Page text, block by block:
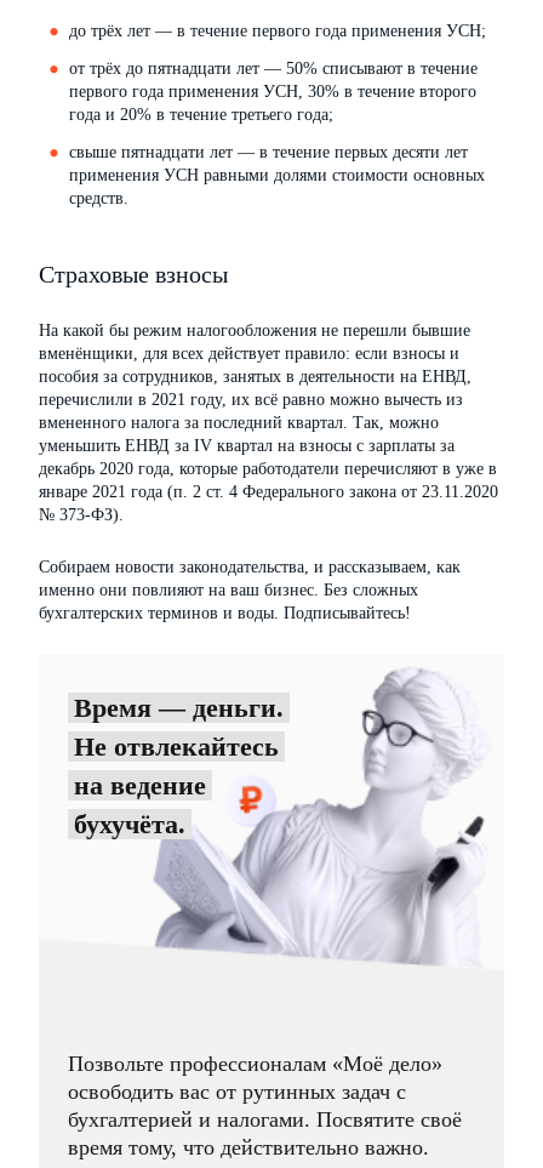
до трёх лет — в течение первого года применения УСН;
от трёх до пятнадцати лет — 50% списывают в течение
первого года применения УСН, 30% в течение второго
года и 20% в течение третьего года;
свыше пятнадцати лет — в течение первых десяти лет
применения УСН равными долями стоимости основных
средств.
Страховые взносы
На какой бы режим налогообложения не перешли бывшие
вменёнщики, для всех действует правило: если взносы и
пособия за сотрудников, занятых в деятельности на ЕНВД,
перечислили в 2021 году, их всё равно можно вычесть из
вмененного налога за последний квартал. Так, можно
уменьшить ЕНВД за IV квартал на взносы с зарплаты за
декабрь 2020 года, которые работодатели перечисляют в уже в
январе 2021 года (п. 2 ст. 4 Федерального закона от 23.11.2020
№ 373-ФЗ).
Собираем новости законодательства, и рассказываем, как
именно они повлияют на ваш бизнес. Без сложных
бухгалтерских терминов и воды. Подписывайтесь!
Время — деньги.
Не отвлекайтесь
на ведение
бухучёта.
Позвольте профессионалам «Моё дело»
освободить вас от рутинных задач с
бухгалтерией и налогами. Посвятите своё
время тому, что действительно важно.